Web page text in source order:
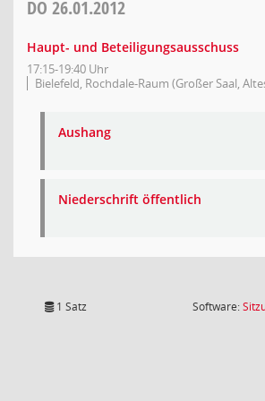
DO 26.01.2012
Haupt- und Beteiligungsausschuss
17:15-19:40 Uhr
Bielefeld, Rochdale-Raum (Großer Saal,
Aushang
Niederschrift öffentlich
1 Satz Software: